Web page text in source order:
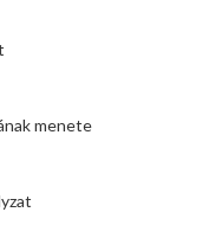
menete